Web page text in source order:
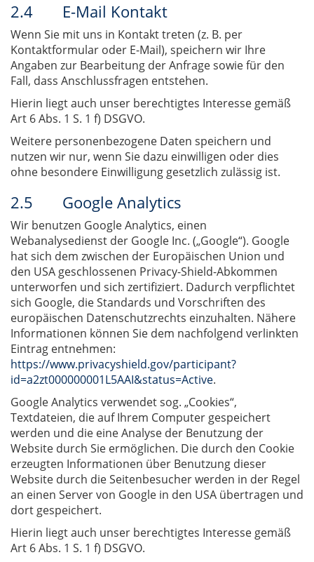
2.4 E-Mail Kontakt
Wenn Sie mit uns in Kontakt treten (z. B. per
Kontaktformular oder E-Mail), speichern wir Ihre
Angaben zur Bearbeitung der Anfrage sowie für den
Fall, dass Anschlussfragen entstehen.
Hierin liegt auch unser berechtigtes Interesse gemäß
Art 6 Abs. 1 S. 1 f) DSGVO.
Weitere personenbezogene Daten speichern und
nutzen wir nur, wenn Sie dazu einwilligen oder dies
ohne besondere Einwilligung gesetzlich zulässig ist.
2.5 Google Analytics
Wir benutzen Google Analytics, einen
Webanalysedienst der Google Inc. („Google“). Google
hat sich dem zwischen der Europäischen Union und
den USA geschlossenen Privacy-Shield-Abkommen
unterworfen und sich zertifiziert. Dadurch verpflichtet
sich Google, die Standards und Vorschriften des
europäischen Datenschutzrechts einzuhalten. Nähere
Informationen können Sie dem nachfolgend verlinkten
Eintrag entnehmen:
https://www.privacyshield.gov/participant?
id=a2zt000000001L5AAI&status=Active.
Google Analytics verwendet sog. „Cookies“,
Textdateien, die auf Ihrem Computer gespeichert
werden und die eine Analyse der Benutzung der
Website durch Sie ermöglichen. Die durch den Cookie
erzeugten Informationen über Benutzung dieser
Website durch die Seitenbesucher werden in der Regel
an einen Server von Google in den USA übertragen und
dort gespeichert.
Hierin liegt auch unser berechtigtes Interesse gemäß
Art 6 Abs. 1 S. 1 f) DSGVO.